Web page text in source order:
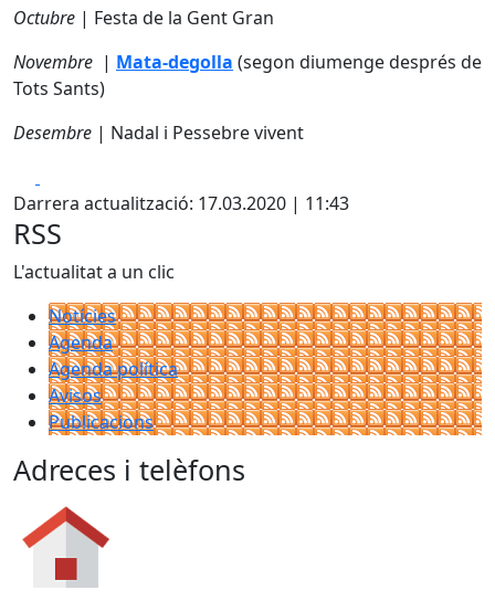
Octubre | Festa de la Gent Gran
Novembre | Mata-degolla (segon diumenge després de
Tots Sants)
Desembre | Nadal i Pessebre vivent
Darrera actualització: 17.03.2020 | 11:43
RSS
L'actualitat a un clic
Notícies
Agenda
Agenda política
Avisos
Publicacions
Adreces i telèfons